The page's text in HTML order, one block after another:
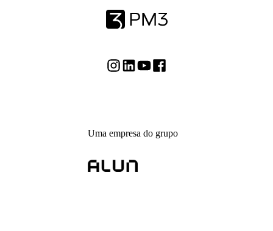
Uma empresa do grupo